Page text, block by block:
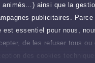
ainsi que la
publicitaires. Parce
est essentiel pour nous,
de les refuser tous ou
des cookies
Consulter
Voir sa Grille indicative des